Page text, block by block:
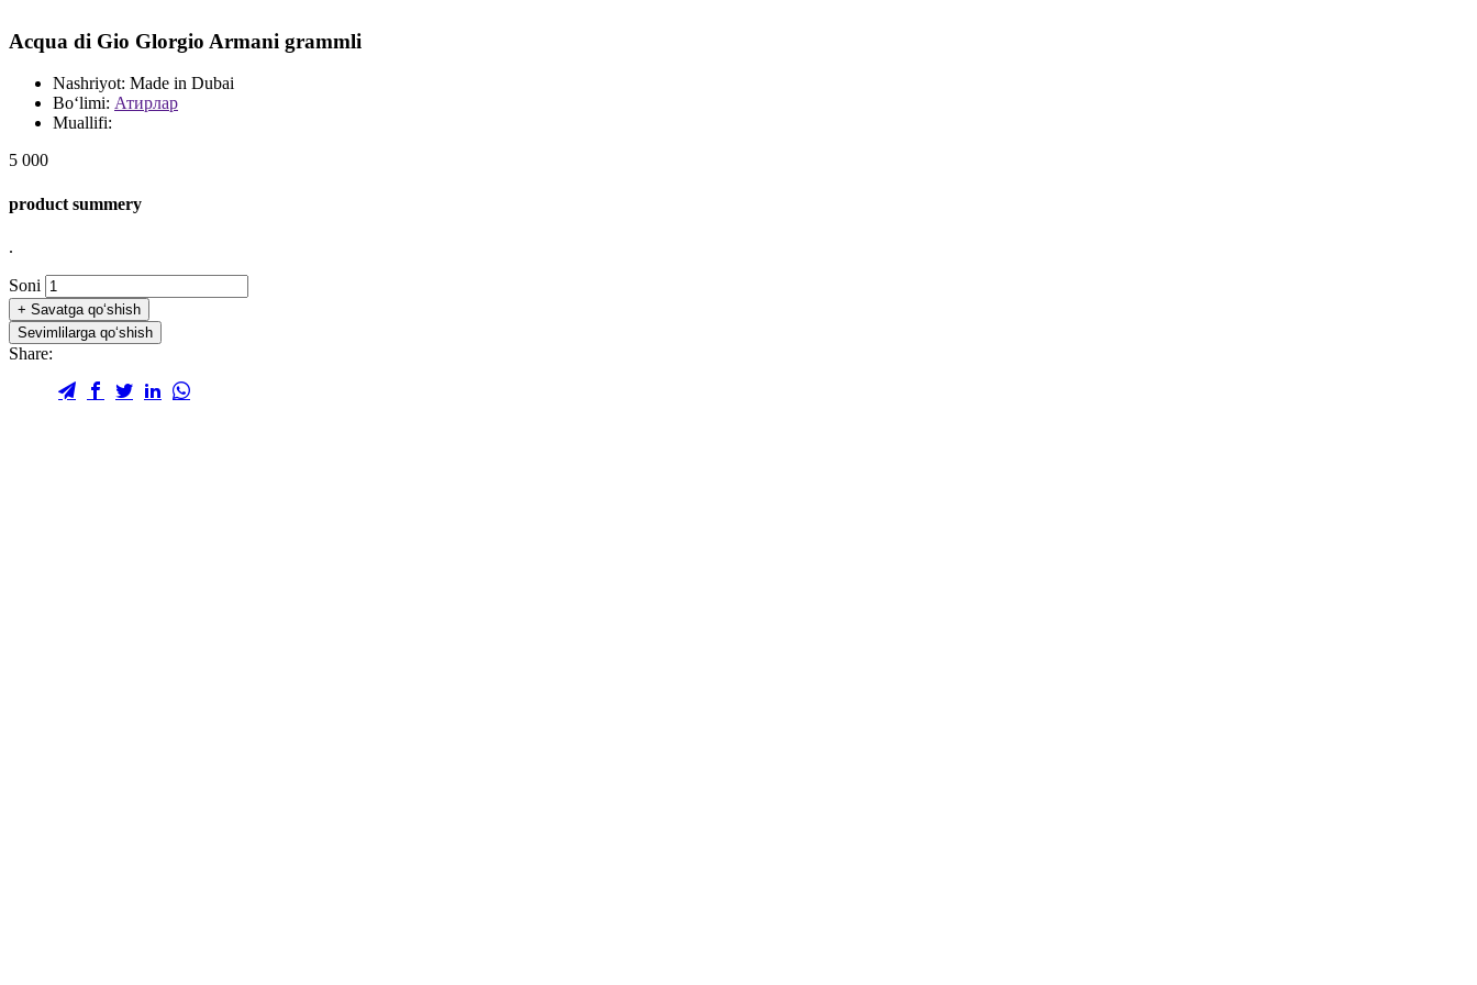
Acqua di Gio Glorgio Armani grammli
Nashriyot: Made in Dubai
Bo‘limi: Атирлар
Muallifi:
5 000
product summery
.
Soni
+ Savatga qo‘shish
Sevimlilarga qo‘shish
Share: